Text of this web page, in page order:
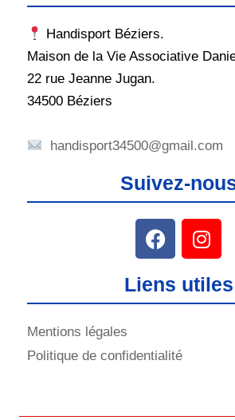
Handisport Béziers.
Maison de la Vie Associative
22 rue Jeanne Jugan.
34500 Béziers
handisport34500@gmail.com
Suivez-
Liens utiles
Mentions légales
Politique de confidentialité